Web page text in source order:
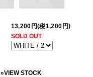
13,200円(税1,200円)
SOLD OUT
»VIEW STOCK